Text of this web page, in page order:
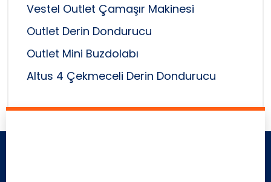
Vestel Outlet Çamaşır Makinesi
Outlet Derin Dondurucu
Outlet Mini Buzdolabı
Altus 4 Çekmeceli Derin Dondurucu